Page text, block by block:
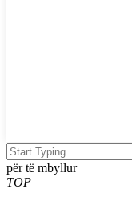
për të mbyllur
TOP